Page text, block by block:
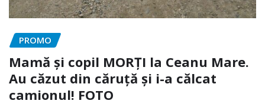
PROMO
Mamă și copil MORȚI la Ceanu Mare.
Au căzut din căruță și i-a călcat
camionul! FOTO